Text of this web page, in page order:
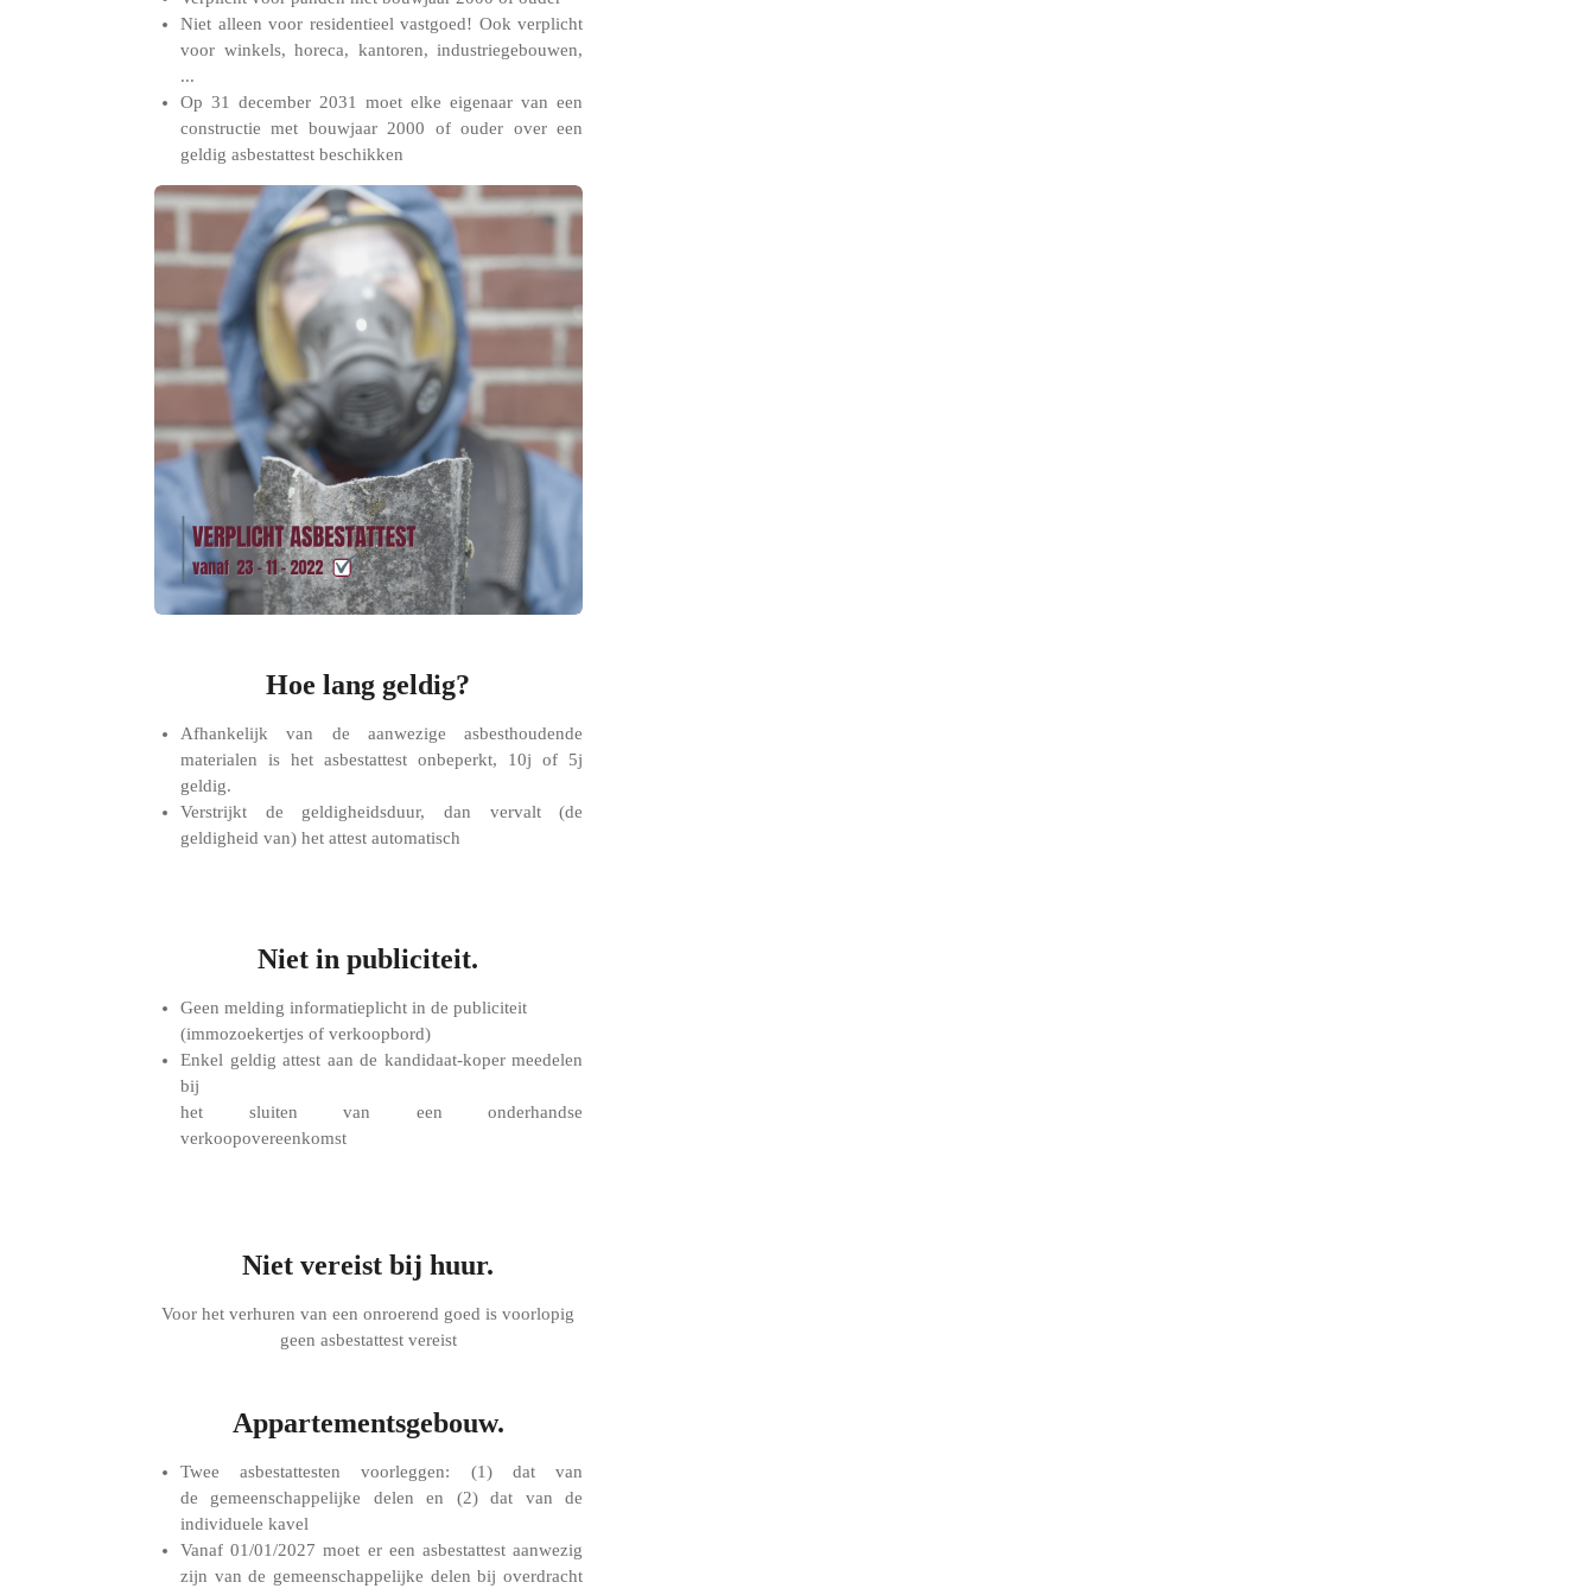
Niet alleen voor residentieel vastgoed! Ook verplicht
voor winkels, horeca, kantoren, industriegebouwen,
...
Op 31 december 2031 moet elke eigenaar van een
constructie met bouwjaar 2000 of ouder over een
geldig asbestattest beschikken
Hoe lang geldig?
Afhankelijk van de aanwezige asbesthoudende
materialen is het asbestattest onbeperkt, 10j of 5j
geldig.
Verstrijkt de geldigheidsduur, dan vervalt (de
geldigheid van) het attest automatisch
Niet in publiciteit.
Geen melding informatieplicht in de publiciteit
(immozoekertjes of verkoopbord)
Enkel geldig attest aan de kandidaat-koper meedelen
bij
het sluiten van een onderhandse
verkoopovereenkomst
Niet vereist bij huur.
Voor het verhuren van een onroerend goed is voorlopig
geen asbestattest vereist
Appartementsgebouw.
Twee asbestattesten voorleggen: (1) dat van
de gemeenschappelijke delen en (2) dat van de
individuele kavel
Vanaf 01/01/2027 moet er een asbestattest aanwezig
zijn van de gemeenschappelijke delen bij overdracht